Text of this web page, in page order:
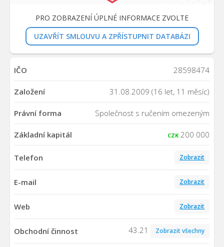
PRO ZOBRAZENÍ ÚPLNÉ INFORMACE ZVOLTE
UZAVŘÍT SMLOUVU A ZPŘÍSTUPNIT DATABÁZI
IČO 28598474
Založení 31.08.2009 (16 let, 11 měsíc)
Právní forma Společnost s ručením omezeným
Základní kapitál CZK 200 000
Telefon Zobrazit
E-mail Zobrazit
Web Zobrazit
Obchodní činnost 43.21 Zobrazit všechny